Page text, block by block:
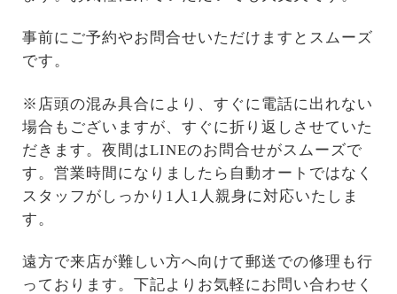
事前にご予約やお問合せいただけますとスムーズ
です。
※店頭の混み具合により、すぐに電話に出れない
場合もございますが、すぐに折り返しさせていた
だきます。夜間はLINEのお問合せがスムーズで
す。営業時間になりましたら自動オートではなく
スタッフがしっかり1人1人親身に対応いたしま
す。
遠方で来店が難しい方へ向けて郵送での修理も行
っております。下記よりお気軽にお問い合わせく